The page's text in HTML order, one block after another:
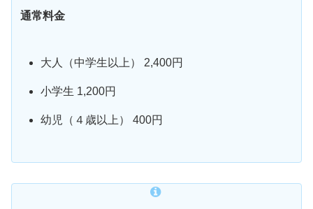
通常料金
大人（中学生以上） 2,400円
小学生 1,200円
幼児（４歳以上） 400円